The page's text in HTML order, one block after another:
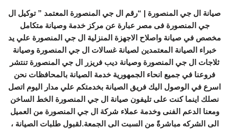
صيانة ال جي المنصورة | “رقم ال جي المنصورة المعتمد ” توكيل ال
جي المنصورة فى مصر عبارة عن مركز خدمة وصيانة متكامل
مخصص في صيانة واصلاح الاجهزة المنزلية ال جي المنصورة علي يد
خبراء الصيانة المعتمدين لصيانة غسالات ال جي المنصورة وصيانة
ثلاجات ال جي المنصورة وصيانة ديب فريزر ال جي المنصورة تنتشر
فروعنا في جميع انحاء الجمهورية خدمة الصيانة بالمحافظات نحن
اسرع في الوصول اليك فريق الصيانة بخدمتكم علي مدار اليوم اتصل
نصلك اينما كنت على تليفون صيانة ال جي المنصورة الخط الساخن
ومعنا الدعم الفنى وخدمة عملاء شركة ال جي المنصورة من العميل
الى الشركه مباشرةً من السبت الى الجمعة.لقبول طلبات الصيانة ،